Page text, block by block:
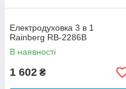
Електродуховка 3 в 1
Rainberg RB-2286B
В наявності
1 602 ₴